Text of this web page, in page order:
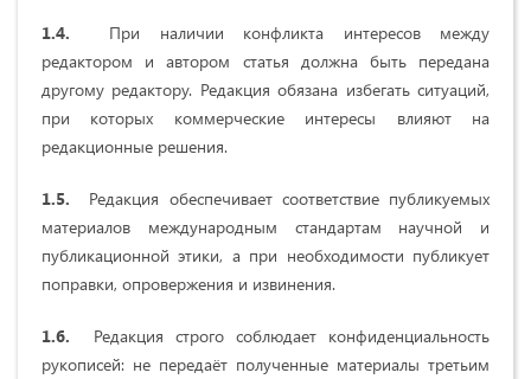
1.4. При наличии конфликта интересов между
редактором и автором статья должна быть передана
другому редактору. Редакция обязана избегать ситуаций,
при которых коммерческие интересы влияют на
редакционные решения.
1.5. Редакция обеспечивает соответствие публикуемых
материалов международным стандартам научной и
публикационной этики, а при необходимости публикует
поправки, опровержения и извинения.
1.6. Редакция строго соблюдает конфиденциальность
рукописей: не передаёт полученные материалы третьим